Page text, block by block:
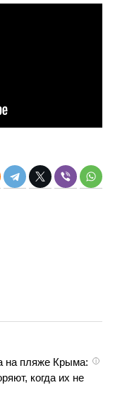
i
на пляже Крыма:
когда их не